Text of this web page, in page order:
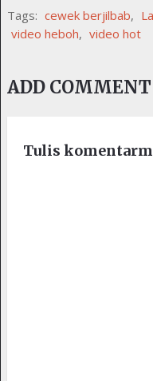
Tags: cewek berjilbab,
video heboh, video hot
ADD COMMENT
Tulis